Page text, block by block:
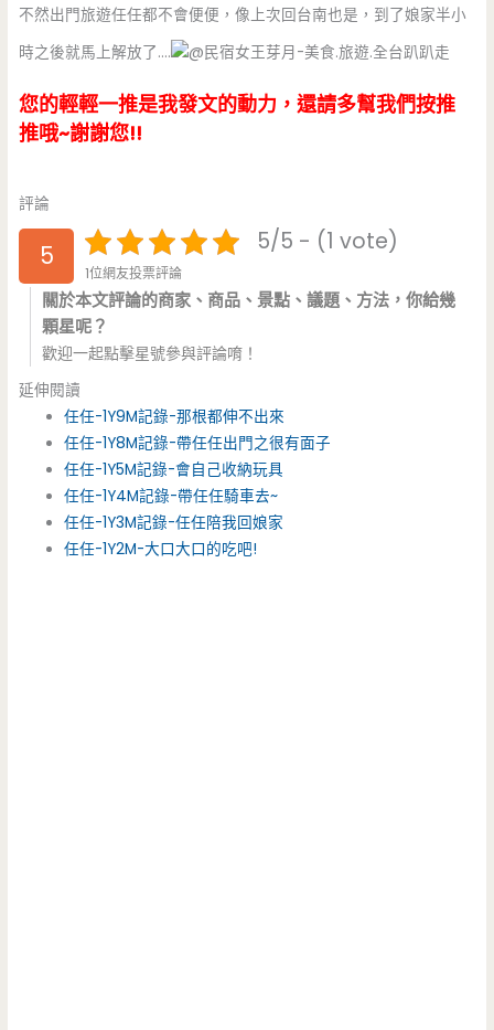
不然出門旅遊任任都不會便便，像上次回台南也是，到了娘家半小
時之後就馬上解放了….
您的輕輕一推是我發文的動力，還請多幫我們按推
推哦~謝謝您!!
評論
5 5/5 - (1 vote)
1位網友投票評論
關於本文評論的商家、商品、景點、議題、方法，你給幾
顆星呢？
歡迎一起點擊星號參與評論唷！
延伸閱讀
任任-1Y9M記錄-那根都伸不出來
任任-1Y8M記錄-帶任任出門之很有面子
任任-1Y5M記錄-會自己收納玩具
任任-1Y4M記錄-帶任任騎車去~
任任-1Y3M記錄-任任陪我回娘家
任任-1Y2M-大口大口的吃吧!